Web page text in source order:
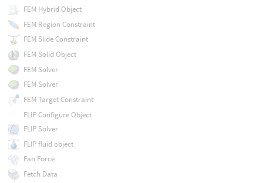
FEM Hybrid Object
FEM Region Constraint
FEM Slide Constraint
FEM Solid Object
FEM Solver
FEM Solver
FEM Target Constraint
FLIP Configure Object
FLIP Solver
FLIP fluid object
Fan Force
Fetch Data